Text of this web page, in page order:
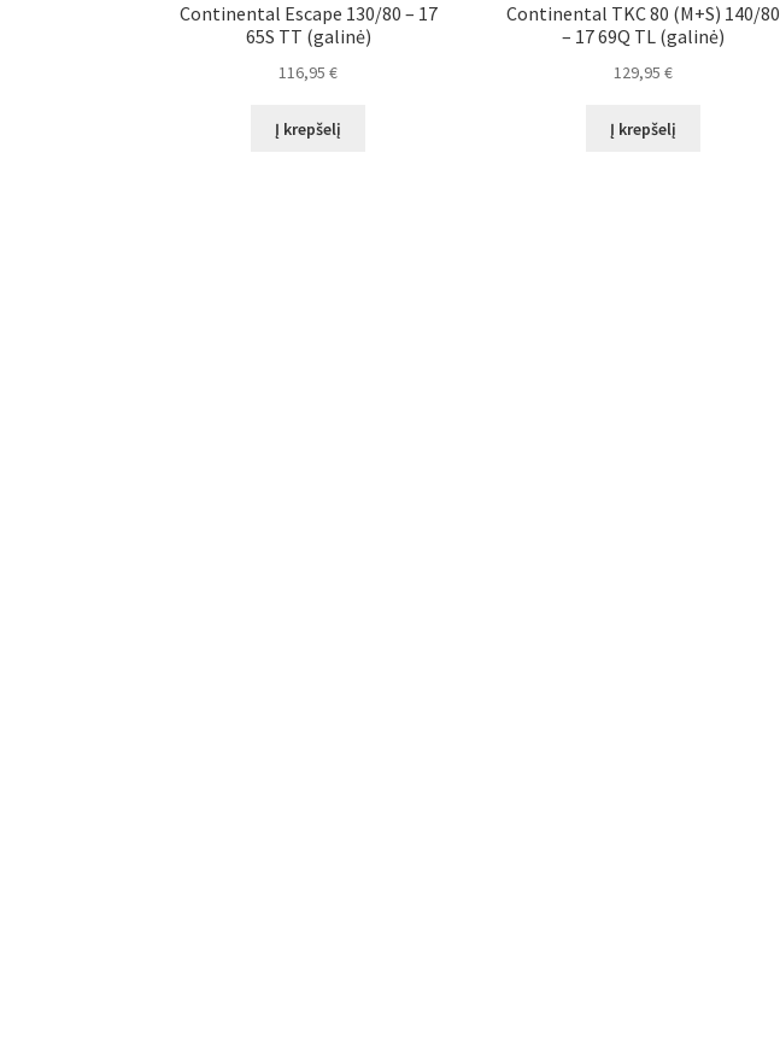
Continental Escape 130/80 – 17
65S TT (galinė)
116,95€
Į krepšelį
Continental TKC 80 (M+S) 140/80
– 17 69Q TL (galinė)
129,95 €
Į krepšelį